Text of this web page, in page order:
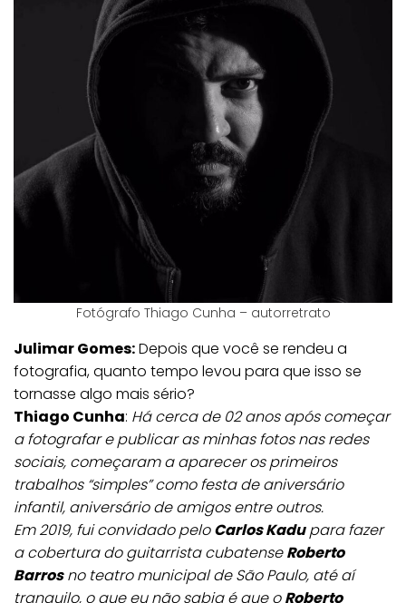
Fotógrafo Thiago Cunha – autorretrato
Julimar Gomes:Depois que você se rendeu a
fotografia, quanto tempo levou para que isso se
tornasse algo mais sério?
Thiago Cunha: Há cerca de 02 anos após começar
a fotografar e publicar as minhas fotos nas redes
sociais, começaram a aparecer os primeiros
trabalhos “simples” como festa de aniversário
infantil, aniversário de amigos entre outros.
Em 2019, fui convidado peloCarlos Kadupara fazer
a cobertura do guitarrista cubatenseRoberto
Barrosno teatro municipal de São Paulo, até aí
tranquilo, o que eu não sabia é que oRoberto